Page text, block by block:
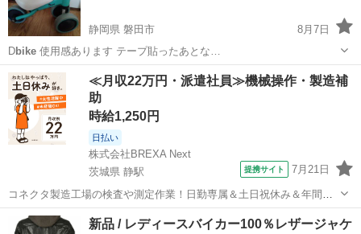
静岡県 磐田市
8月7日
Dbike使用感あります テープ貼ったあとな…
静岡 磐田市 キッズ用品
≪月収22万円・派遣社員≫機械操作・製造補
助
時給1,250円
日払い
株式会社BREXA Next
茨城県 静駅
提携サイト 7月21日
コネクタ製造工場の検査や測定作業！日勤専属＆土日祝休み＆年間休
日128日★クリーンルーム内作業★マイカー通勤OK＆無料駐車場あり
★就業先食堂利用可！日払い制度あり！《茨城県常陸大宮市》 人気の
茨城 常陸大宮市 静駅
新品 / レディースバイカー100％レザージャケ